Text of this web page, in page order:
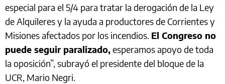
especial para el 5/4 para tratar la derogación de la Ley
de Alquileres y la ayuda a productores de Corrientes y
Misiones afectados por los incendios. El Congreso no
puede seguir paralizado,esperamos apoyo de toda
la oposición”, subrayó el presidente del bloque de la
UCR, Mario Negri.